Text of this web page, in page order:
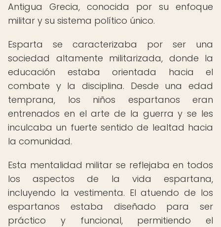
Antigua Grecia, conocida por su enfoque
militar y su sistema político único.
Esparta se caracterizaba por ser una
sociedad altamente militarizada, donde la
educación estaba orientada hacia el
combate y la disciplina. Desde una edad
temprana, los niños espartanos eran
entrenados en el arte de la guerra y se les
inculcaba un fuerte sentido de lealtad hacia
la comunidad.
Esta mentalidad militar se reflejaba en todos
los aspectos de la vida espartana,
incluyendo la vestimenta. El atuendo de los
espartanos estaba diseñado para ser
práctico y funcional, permitiendo el